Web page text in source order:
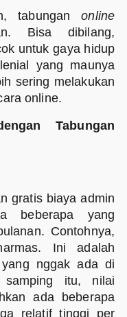
tabunganonline
Bisa dibilang,
untuk gaya hidup
yang maunya
sering melakukan
online.
Tabungan
gratis biaya admin
beberapa yang
Contohnya,
Ini adalah
nggak ada di
samping itu, nilai
ada beberapa
relatif tinggi per